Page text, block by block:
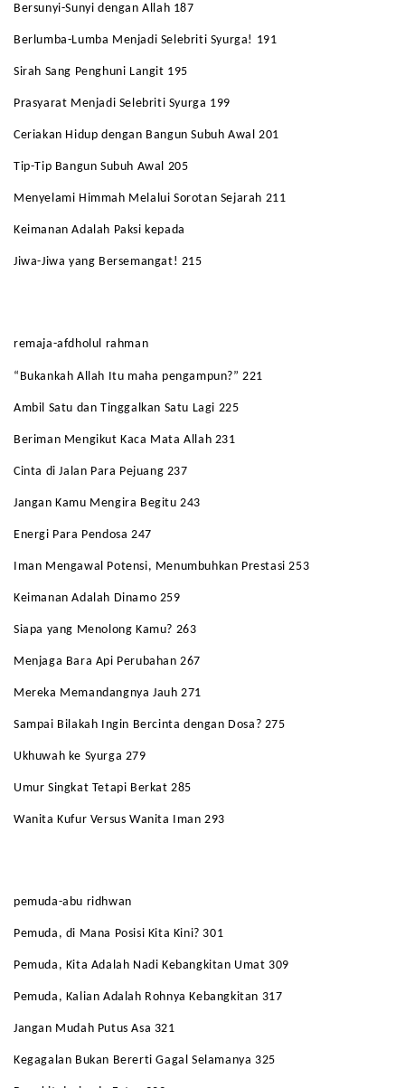
Bersunyi-Sunyi dengan Allah 187
Berlumba-Lumba Menjadi Selebriti Syurga! 191
Sirah Sang Penghuni Langit 195
Prasyarat Menjadi Selebriti Syurga 199
Ceriakan Hidup dengan Bangun Subuh Awal 201
Tip-Tip Bangun Subuh Awal 205
Menyelami Himmah Melalui Sorotan Sejarah 211
Keimanan Adalah Paksi kepada
Jiwa-Jiwa yang Bersemangat! 215
remaja-afdholul rahman
“ Bukankah Allah Itu maha pengampun?” 221
Ambil Satu dan Tinggalkan Satu Lagi 225
Beriman Mengikut Kaca Mata Allah 231
Cinta di Jalan Para Pejuang 237
Jangan Kamu Mengira Begitu 243
Energi Para Pendosa 247
Iman Mengawal Potensi, Menumbuhkan Prestasi 253
Keimanan Adalah Dinamo 259
Siapa yang Menolong Kamu? 263
Menjaga Bara Api Perubahan 267
Mereka Memandangnya Jauh 271
Sampai Bilakah Ingin Bercinta dengan Dosa? 275
Ukhuwah ke Syurga 279
Umur Singkat Tetapi Berkat 285
Wanita Kufur Versus Wanita Iman 293
pemuda-abu ridhwan
Pemuda, di Mana Posisi Kita Kini? 301
Pemuda, Kita Adalah Nadi Kebangkitan Umat 309
Pemuda, Kalian Adalah Rohnya Kebangkitan 317
Jangan Mudah Putus Asa 321
Kegagalan Bukan Bererti Gagal Selamanya 325